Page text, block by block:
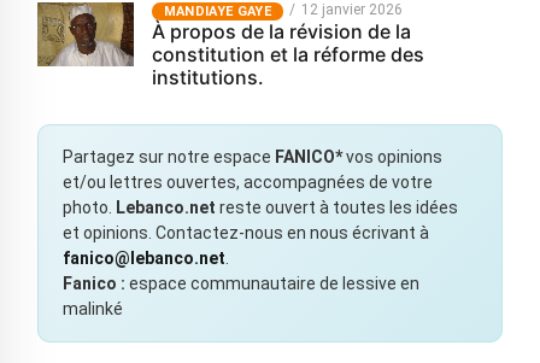
MANDIAYE GAYE 12 janvier 2026
À propos de la révision de la
constitution et la réforme des
institutions.
Partagez sur notre espace FANICO*vos opinions
et/ou lettres ouvertes, accompagnées de votre
photo.
Lebanco.net reste ouvert à toutes les idées
et opinions. Contactez-nous en nous écrivant à
fanico@lebanco.net
Fanico : espace communautaire de lessive en
malinké